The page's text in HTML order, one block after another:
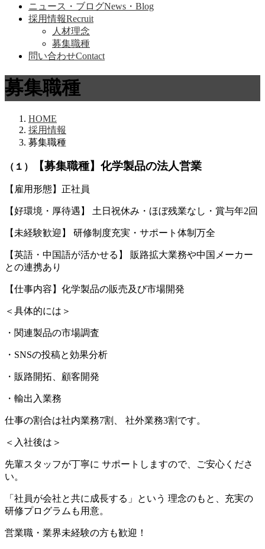
ニュース・ブログNews・Blog
採用情報Recruit
人材理念
募集職種
問い合わせContact
募集職種
HOME
採用情報
募集職種
（１） 【募集職種】化学製品の法人営業
【雇用形態】正社員
【好環境・厚待遇】 土日祝休み・ほぼ残業なし・賞与年2回
【未経験歓迎】 研修制度充実・サポート体制万全
【英語・中国語が活かせる】 販路拡大業務や中国メーカー
との連携あり
【仕事内容】化学製品の販売及び市場開発
＜具体的には＞
・関連製品の市場調査
・SNSの投稿と効果分析
・販路開拓、顧客開発
・輸出入業務
仕事の割合は社内業務7割、 社外業務3割です。
＜入社後は＞
先輩スタッフが丁寧に サポートしますので、ご安心くださ
い。
「社員が会社と共に成長する」という 理念のもと、充実の
研修プログラムも用意。
営業職・業界未経験の方も歓迎！